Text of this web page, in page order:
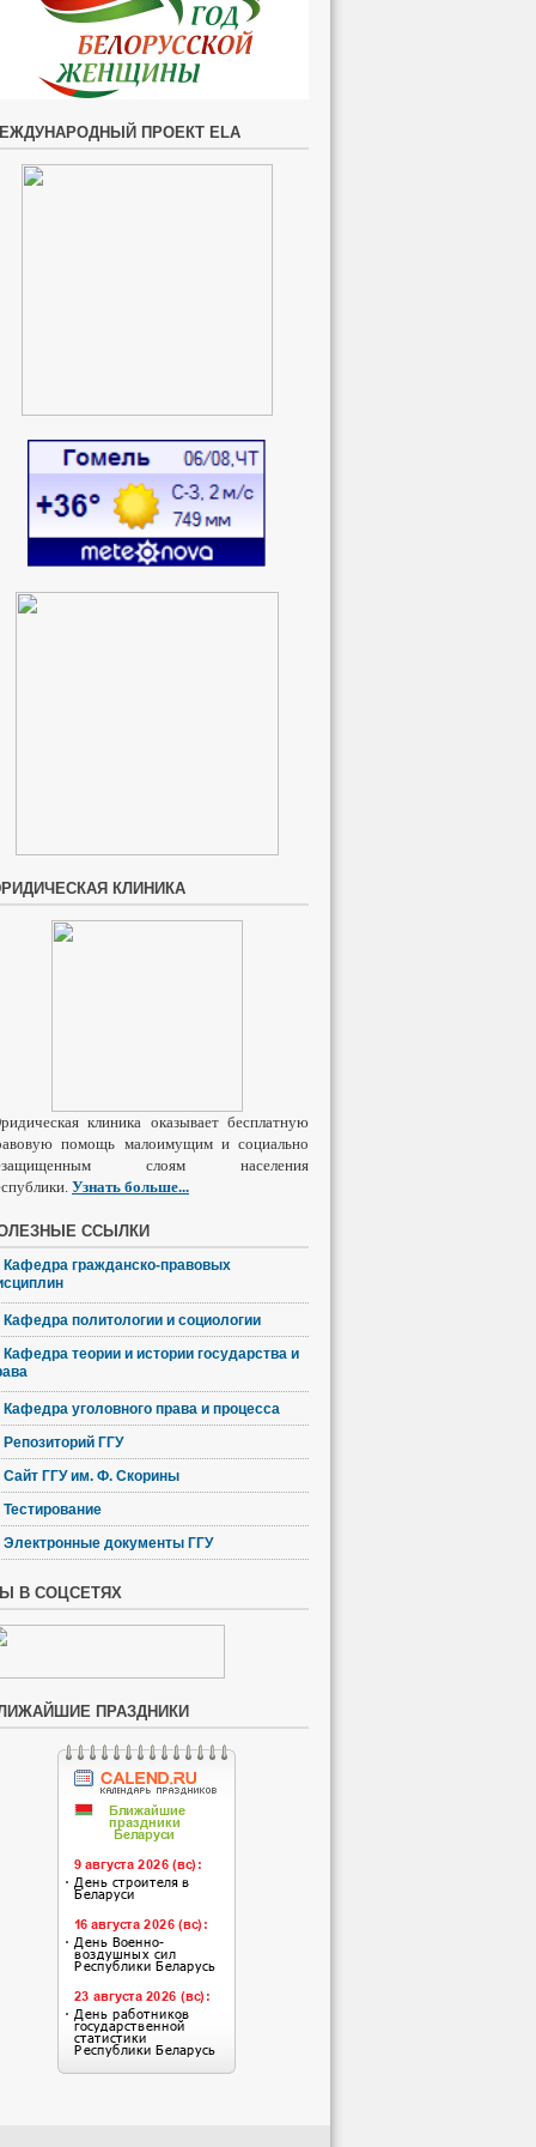
ПРОЕКТ ELA
КЛИНИКА
клиника оказывает бесплатную
помощь малоимущим и социально
слоям населения
Узнать больше...
ССЫЛКИ
Кафедра гражданско-правовых
Кафедра политологии и социологии
Кафедра теории и истории государства и
Кафедра уголовного права и процесса
Репозиторий ГГУ
Сайт ГГУ им. Ф. Скорины
Тестирование
Электронные документы ГГУ
В СОЦСЕТЯХ
ПРАЗДНИКИ